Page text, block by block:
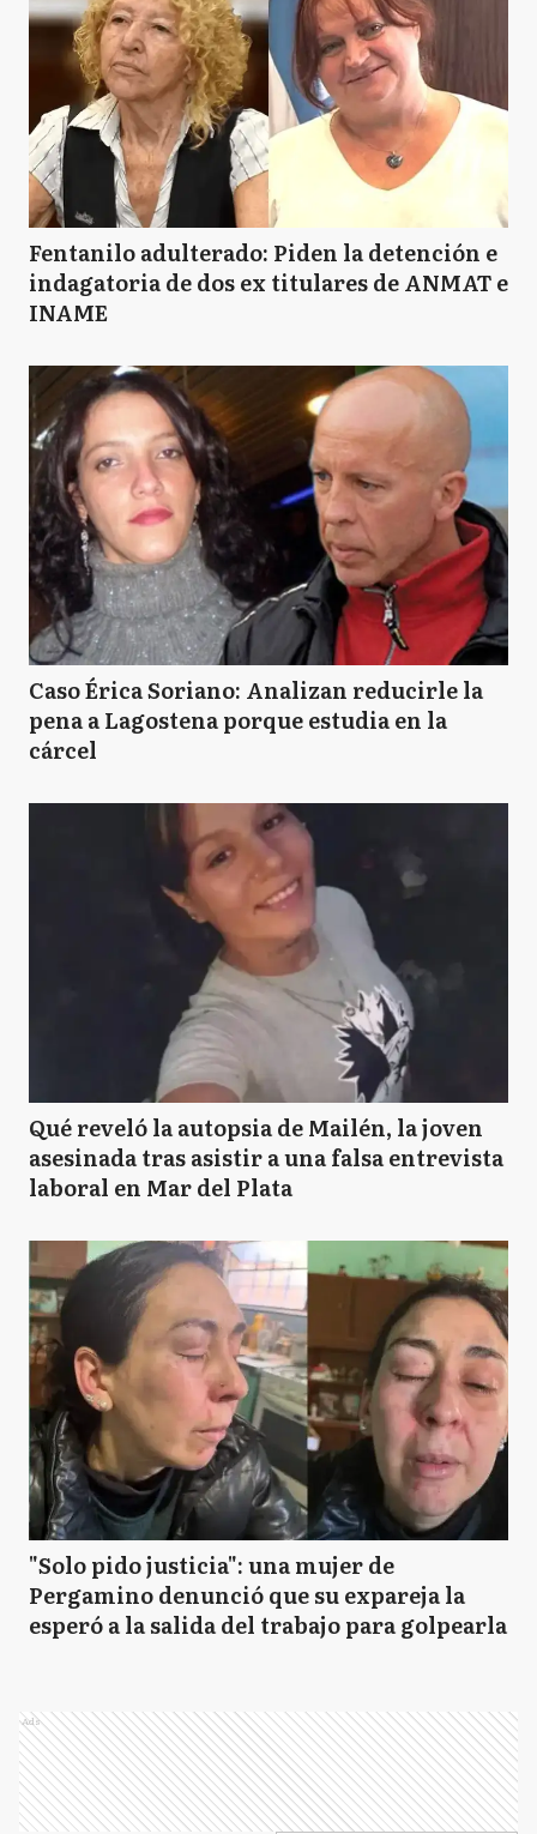
Fentanilo adulterado: Piden la detención e
indagatoria de dos ex titulares de ANMAT e
INAME
Caso Érica Soriano: Analizan reducirle la
pena a Lagostena porque estudia en la
cárcel
Qué reveló la autopsia de Mailén, la joven
asesinada tras asistir a una falsa entrevista
laboral en Mar del Plata
"Solo pido justicia": una mujer de
Pergamino denunció que su expareja la
esperó a la salida del trabajo para golpearla
Ads